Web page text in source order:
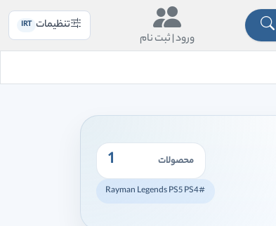
ورود |ثبت نام
تنظیمات IRT
محصولات 1
#Rayman Legends PS5 PS4